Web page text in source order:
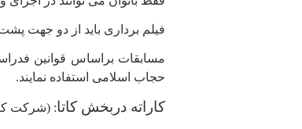
فیلم برداری باید از دو جهت
مسابقات براساس قوانین
حجاب اسلامی استفاده نمایند.
کاراته دربخش کاتا: (شرکت